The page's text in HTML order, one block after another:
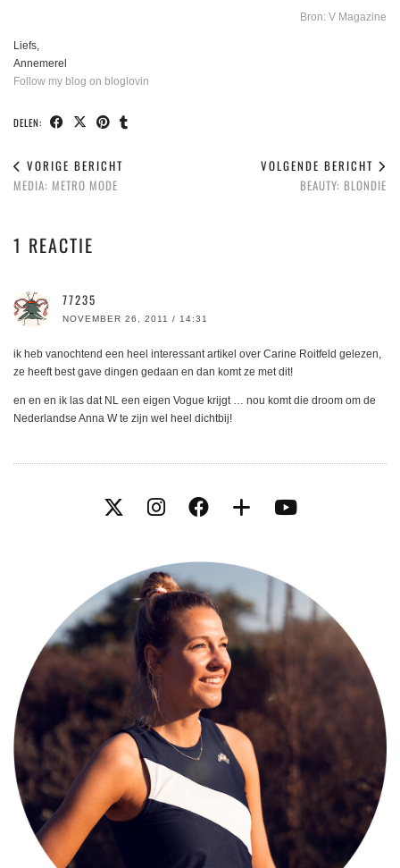
Bron: V Magazine
Liefs,
Annemerel
Follow my blog on bloglovin
DELEN:
VORIGE BERICHT
MEDIA: METRO MODE
VOLGENDE BERICHT
BEAUTY: BLONDIE
1 REACTIE
77235
NOVEMBER 26, 2011 / 14:31
ik heb vanochtend een heel interessant artikel over Carine Roitfeld gelezen,
ze heeft best gave dingen gedaan en dan komt ze met dit!
en en en ik las dat NL een eigen Vogue krijgt … nou komt die droom om de
Nederlandse Anna W te zijn wel heel dichtbij!